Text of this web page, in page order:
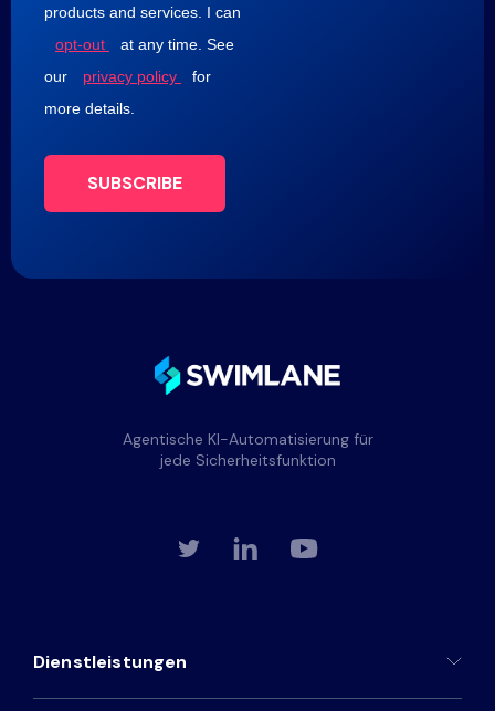
products and services. I can
opt-out
at any time. See
our
privacy policy
for
more details.
SUBSCRIBE
Agentische KI-Automatisierung für
jede Sicherheitsfunktion
Dienstleistungen